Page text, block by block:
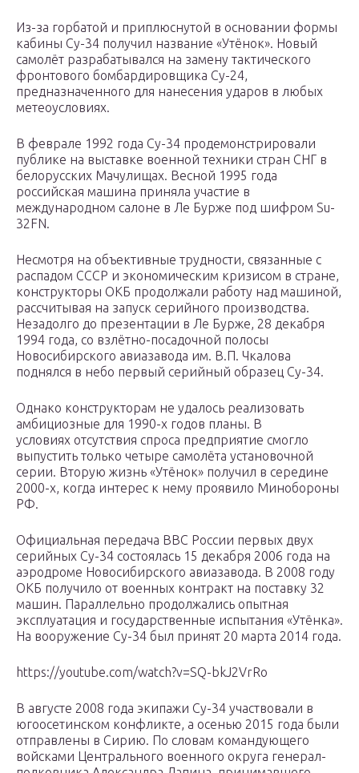
Из-за горбатой и приплюснутой в основании формы
кабины Су-34 получил название «Утёнок». Новый
самолёт разрабатывался на замену тактического
фронтового бомбардировщика Су-24,
предназначенного для нанесения ударов в любых
метеоусловиях.
В феврале 1992 года Су-34 продемонстрировали
публике на выставке военной техники стран СНГ в
белорусских Мачулищах. Весной 1995 года
российская машина приняла участие в
международном салоне в Ле Бурже под шифром Su-
32FN.
Несмотря на объективные трудности, связанные с
распадом СССР и экономическим кризисом в стране,
конструкторы ОКБ продолжали работу над машиной,
рассчитывая на запуск серийного производства.
Незадолго до презентации в Ле Бурже, 28 декабря
1994 года, со взлётно-посадочной полосы
Новосибирского авиазавода им. В.П. Чкалова
поднялся в небо первый серийный образец Су-34.
Однако конструкторам не удалось реализовать
амбициозные для 1990-х годов планы. В
условиях отсутствия спроса предприятие смогло
выпустить только четыре самолёта установочной
серии. Вторую жизнь «Утёнок» получил в середине
2000-х, когда интерес к нему проявило Минобороны
РФ.
Официальная передача ВВС России первых двух
серийных Су-34 состоялась 15 декабря 2006 года на
аэродроме Новосибирского авиазавода. В 2008 году
ОКБ получило от военных контракт на поставку 32
машин. Параллельно продолжались опытная
эксплуатация и государственные испытания «Утёнка».
На вооружение Су-34 был принят 20 марта 2014 года.
https://youtube.com/watch?v=SQ-bkJ2VrRo
В августе 2008 года экипажи Су-34 участвовали в
югоосетинском конфликте, а осенью 2015 года были
отправлены в Сирию. По словам командующего
войсками Центрального военного округа генерал-